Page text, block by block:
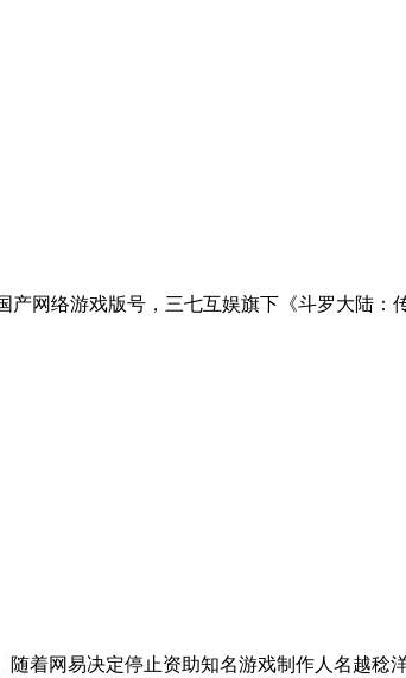
网络游戏版号，三七互娱旗下《斗罗大陆：
着网易决定停止资助知名游戏制作人名越稔